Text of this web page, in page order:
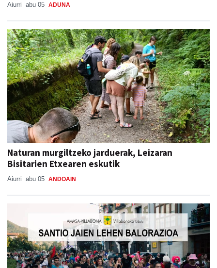
Aiurri abu 05 ADUNA
Naturan murgiltzeko jarduerak, Leizaran
Bisitarien Etxearen eskutik
Aiurri abu 05 ANDOAIN